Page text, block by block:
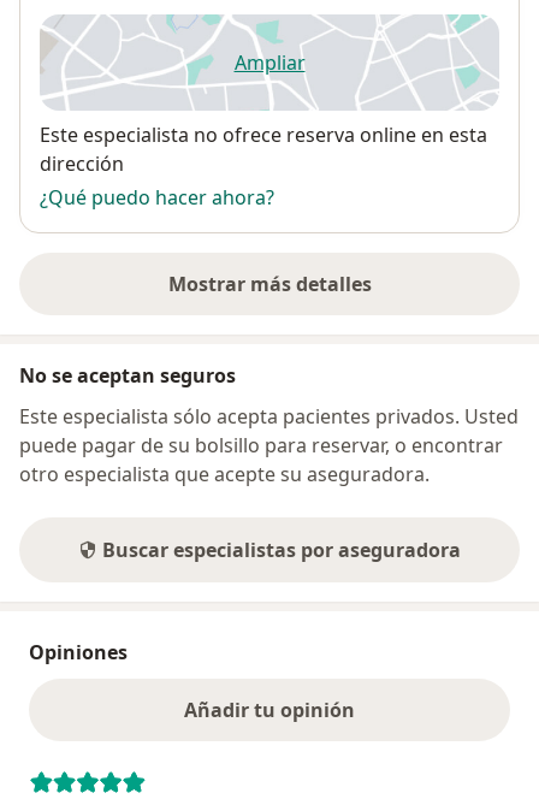
Ampliarse abre en una nueva
Disponibilidad
Este especialista no ofrece reserva online en esta
dirección
¿Qué puedo hacer ahora?
Mostrar más detalles
sobre la dirección
No se aceptan seguros
Este especialista sólo acepta pacientes privados. Usted
puede pagar de su bolsillo para reservar, o encontrar
otro especialista que acepte su aseguradora.
Buscar especialistas por aseguradora
Opiniones
Añadir tu opinión